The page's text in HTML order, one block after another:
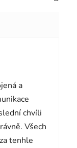
a
chvíli
Všech
tenhle